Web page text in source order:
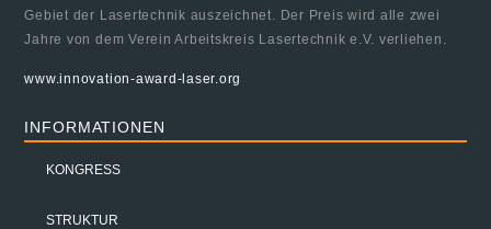
Gebiet der Lasertechnik auszeichnet. Der Preis wird alle zwei
Jahre von dem Verein Arbeitskreis Lasertechnik e.V. verliehen.
www.innovation-award-laser.org
INFORMATIONEN
KONGRESS
STRUKTUR